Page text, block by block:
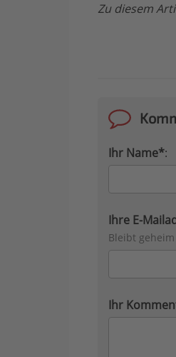
Zu diesem
Ihr Name*:
Ihre E-
Bleibt
Ihr